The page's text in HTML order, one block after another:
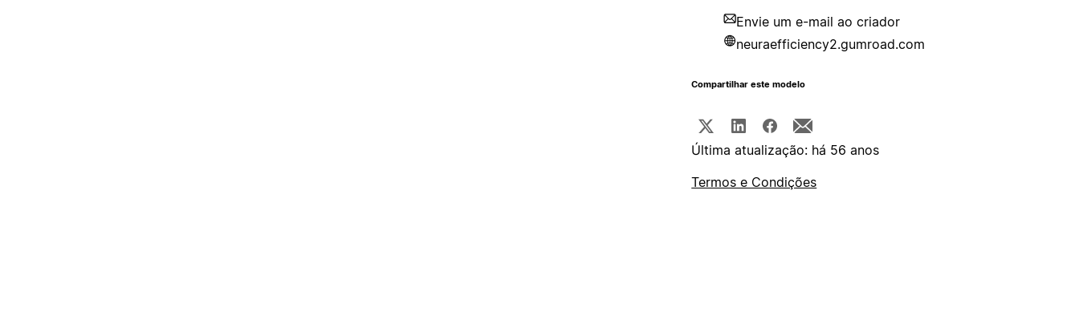
Envie um e-mail ao criador
neuraefficiency2.gumroad.com
Compartilhar este modelo
Última atualização: há 56 anos
Termos e Condições